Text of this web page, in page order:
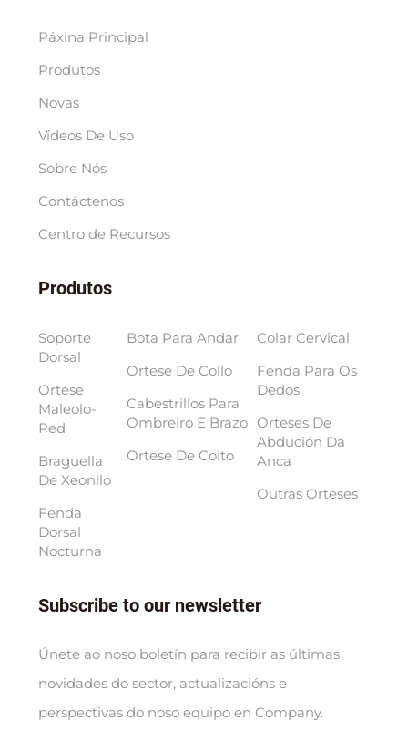
Páxina Principal
Produtos
Novas
Vídeos De Uso
Sobre Nós
Contáctenos
Centro de Recursos
Produtos
Soporte
Dorsal
Ortese
Maleolo-
Ped
Braguella
De Xeonllo
Fenda
Dorsal
Nocturna
Bota Para Andar
Ortese De Collo
Cabestrillos Para
Ombreiro E Brazo
Ortese De Coito
Colar Cervical
Fenda Para Os
Dedos
Orteses De
Abdución Da
Anca
Outras Orteses
Subscribe to our newsletter
Únete ao noso boletín para recibir as últimas
novidades do sector, actualizacións e
perspectivas do noso equipo en Company.